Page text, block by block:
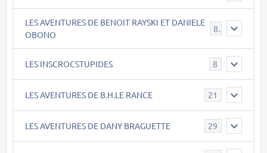
LES AVENTURES DE BENOIT RAYSKI ET DANIELE
OBONO
8
LES INSCROCSTUPIDES 8
LES AVENTURES DE B.H.LE RANCE 21
LES AVENTURES DE DANY BRAGUETTE 29